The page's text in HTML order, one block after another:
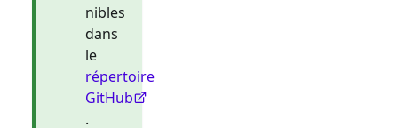
nibles
dans
le
répertoire
GitHub
.